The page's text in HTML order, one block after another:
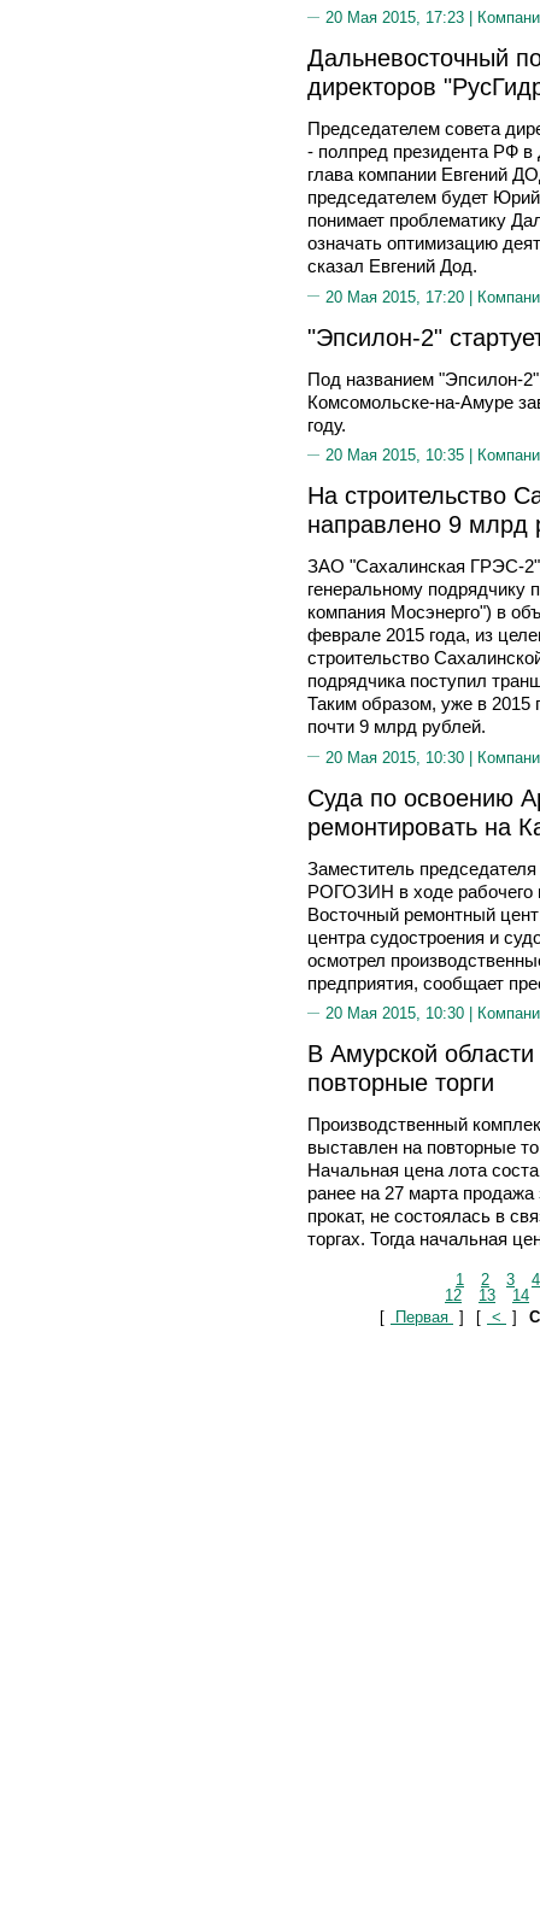
20 Мая 2015, 17:23 |
Дальневосточный
директоров
Председателем совета
- полпред президента РФ
глава компании Евгений
председателем будет
понимает проблематику
означать оптимизацию
сказал Евгений Дод.
20 Мая 2015, 17:20 |
"Эпсилон-2"
Под названием "Эпсилон-
Комсомольске-на-Амуре
году.
20 Мая 2015, 10:35 |
На строительство
направлено 9 млрд
ЗАО "Сахалинская ГРЭС-2"
генеральному подрядчику
компания Мосэнерго") в
феврале 2015 года, из
строительство
подрядчика поступил
Таким образом, уже в 2015
почти 9 млрд рублей.
20 Мая 2015, 10:30 |
Суда по освоению
ремонтировать на
Заместитель
РОГОЗИН в ходе рабочего
Восточный ремонтный
центра судостроения и
осмотрел
предприятия, сообщает
20 Мая 2015, 10:30 |
В Амурской
повторные торги
Производственный
выставлен на повторные
Начальная цена лота
ранее на 27 марта
прокат, не состоялась в
торгах. Тогда начальная
1 2 3
4
12
13
14
[
Первая ] [ < ]